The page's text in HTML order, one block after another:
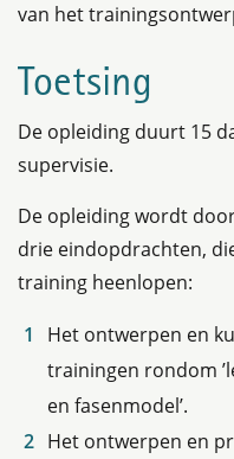
van het
Toetsing
De opleiding duurt 15
supervisie.
De opleiding wordt
drie eindopdrachten,
training heenlopen:
Het ontwerpen en
trainingen rondom
en fasenmodel’.
Het ontwerpen en